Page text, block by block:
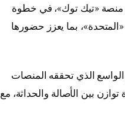
منصة «تيك توك»، في خطوة
بما يعزز حضورها
الذي تحققه المنصات
بين الأصالة والحداثة، مع